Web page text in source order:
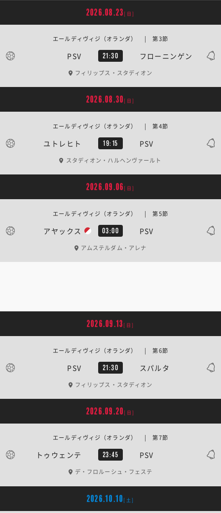
2026.08.23 [日]
PSV 21:30 フローニンゲン
エールディヴィジ（オランダ） | 第3節
フィリップス・スタディオン
2026.08.30 [日]
ユトレヒト 19:15 PSV
エールディヴィジ（オランダ） | 第4節
スタディオン・ハルヘンヴァールト
2026.09.06 [日]
アヤックス 03:00 PSV
エールディヴィジ（オランダ） | 第5節
アムステルダム・アレナ
2026.09.13 [日]
PSV 21:30 スパルタ
エールディヴィジ（オランダ） | 第6節
フィリップス・スタディオン
2026.09.20 [日]
トゥウェンテ 23:45 PSV
エールディヴィジ（オランダ） | 第7節
デ・フロルーシュ・フェステ
2026.10.10 [土]